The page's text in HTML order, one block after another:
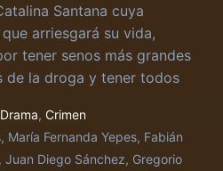
Santana cuya
arriesgará su vida,
tener senos más grandes
de la droga y tener todos
Drama, Crimen
María Fernanda Yepes, Fabián
Juan Diego Sánchez, Gregorio